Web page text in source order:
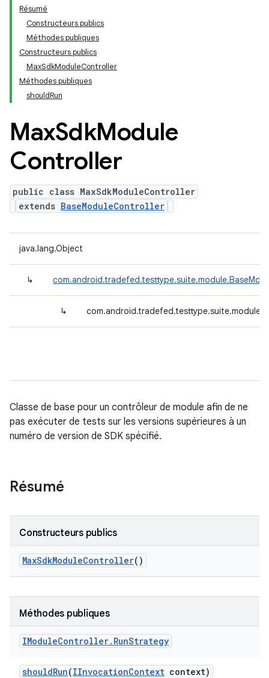
Résumé
Constructeurs publics
Méthodes publiques
Constructeurs publics
MaxSdkModuleController
Méthodes publiques
shouldRun
MaxSdkModule
Controller
public class MaxSdkModuleController
extends BaseModuleController
java.lang.Object
↳
↳
Classe de base pour un contrôleur de module afin de ne
pas exécuter de tests sur les versions supérieures à un
numéro de version de SDK spécifié.
Résumé
Constructeurs publics
MaxSdkModuleController()
Méthodes publiques
IModuleController. RunStrategy
shouldRun(IInvocationContext context)